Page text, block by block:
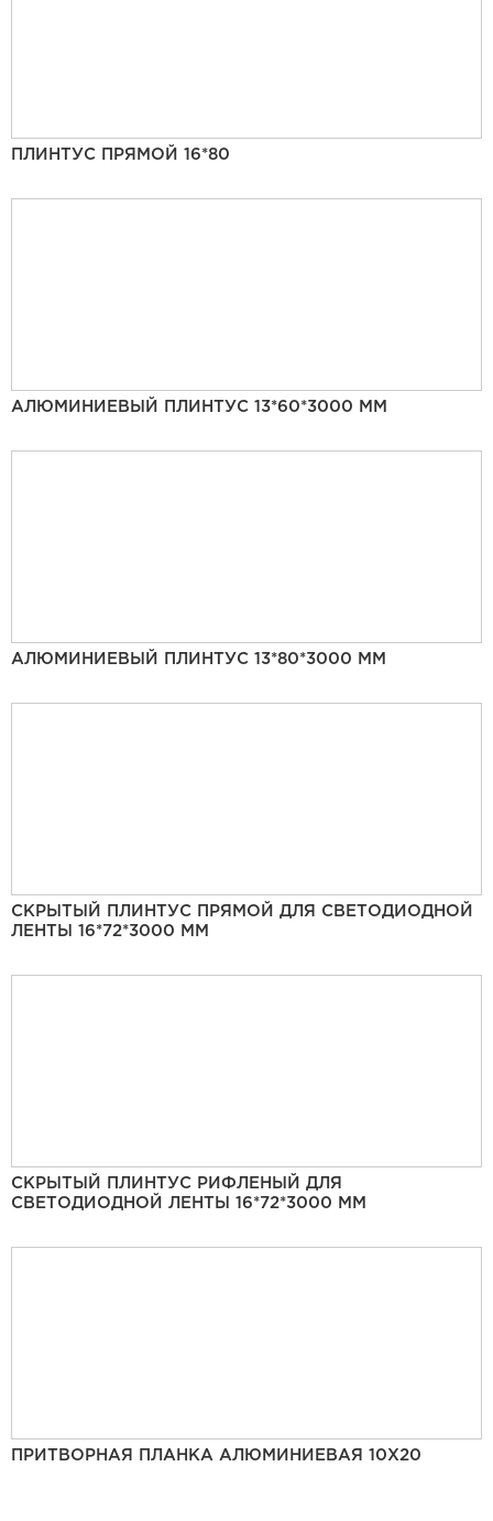
ПЛИНТУС ПРЯМОЙ 16*80
АЛЮМИНИЕВЫЙ ПЛИНТУС 13*60*3000 ММ
АЛЮМИНИЕВЫЙ ПЛИНТУС 13*80*3000 ММ
СКРЫТЫЙ ПЛИНТУС ПРЯМОЙ ДЛЯ СВЕТОДИОДНОЙ
ЛЕНТЫ 16*72*3000 ММ
СКРЫТЫЙ ПЛИНТУС РИФЛЕНЫЙ ДЛЯ
СВЕТОДИОДНОЙ ЛЕНТЫ 16*72*3000 ММ
ПРИТВОРНАЯ ПЛАНКА АЛЮМИНИЕВАЯ 10Х20